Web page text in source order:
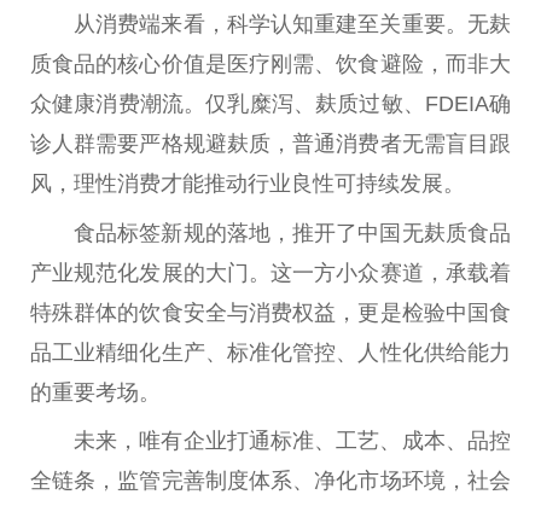
从消费端来看，科学认知重建至关重要。无麸
质食品的核心价值是医疗刚需、饮食避险，而非大
众健康消费潮流。仅乳糜泻、麸质过敏、FDEIA确
诊人群需要严格规避麸质，普通消费者无需盲目跟
风，理性消费才能推动行业良性可持续发展。
食品标签新规的落地，推开了中国 无麸质食品
产业规范化发展的大门。这一方小众赛道，承载着
特殊群体的饮食安全与消费权益，更是检验中国食
品工业精细化生产、标准化管控、人性化供给能力
的重要考场。
未来，唯有企业打通标准、工艺、成本、品控
全链条，监管完善制度体系、净化市场环境，社会